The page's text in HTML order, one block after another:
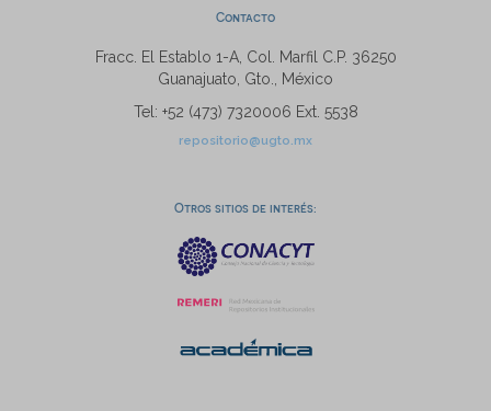
Contacto
Fracc. El Establo 1-A, Col. Marfil C.P. 36250
Guanajuato, Gto., México
Tel: +52 (473) 7320006 Ext. 5538
repositorio@ugto.mx
Otros sitios de interés: